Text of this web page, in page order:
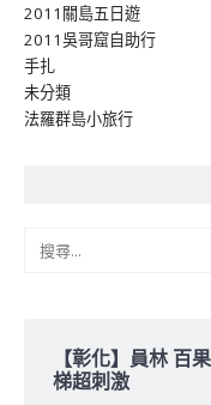
2011關島五日遊
2011吳哥窟自助行
手扎
未分類
法羅群島小旅行
【彰化】員林 百
梯超刺激